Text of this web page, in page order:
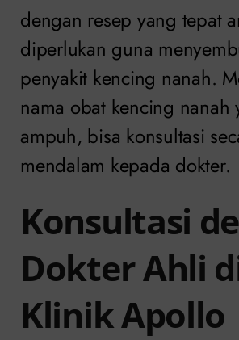
dengan resep yang tepat
diperlukan guna
penyakit kencing nanah.
nama obat kencing nanah
ampuh, bisa konsultasi
mendalam kepada dokter.
Konsultasi
Dokter Ahli
Klinik Apollo